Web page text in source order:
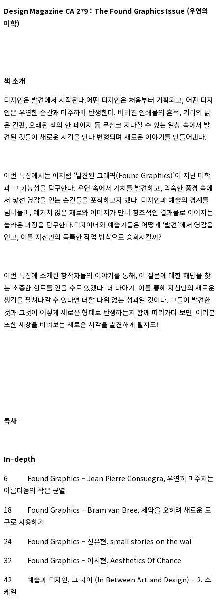
Design Magazine CA 279 : The Found Graphics Issue (우연의
미학)
책 소개
디자인은 발견에서 시작된다.어떤 디자인은 처음부터 기획되고, 어떤 디자
인은 우연한 순간과 마주하며 탄생한다. 버려진 인쇄물의 흔적, 거리의 낡
은 간판, 오래된 책의 한 페이지 등 무심코 지나칠 수 있는 일상 속에서 발
견된 것들이 새로운 시각을 만나 변형되며 새로운 이야기를 만들어낸다.
이번 특집에서는 이처럼 ‘발견된 그래픽(Found Graphics)’이 지닌 미학
과 그 가능성을 탐구한다. 우연 속에서 가치를 발견하고, 익숙한 풍경 속에
서 낯선 영감을 얻는 순간들을 포착하고자 했다. 디자인과 예술의 경계를
넘나들며, 예기치 않은 재료와 이미지가 만나 창조적인 결과물로 이어지는
놀라운 과정을 탐구한다.디자이너와 예술가들은 어떻게 ‘발견’에서 영감을
얻고, 이를 자신만의 독특한 작업 방식으로 승화시킬까?
이번 특집에 소개된 창작자들의 이야기를 통해, 이 질문에 대한 해답을 찾
는 소중한 힌트를 얻을 수도 있겠다. 더 나아가, 이를 통해 자신만의 새로운
생각을 펼쳐나갈 수 있다면 더할 나위 없는 성과일 것이다. 그들이 발견한
것과 그것이 어떻게 새로운 형태로 탄생하는지 함께 따라가다 보면, 여러분
또한 세상을 바라보는 새로운 시각을 발견하게 될지도!
목차
In–depth
6 Found Graphics – Jean Pierre Consuegra, 우연히 마주치는
아름다움의 작은 균열
18 Found Graphics – Bram van Bree, 제약을 오히려 새로운 도
구로 사용하기
24 Found Graphics – 신유현, small stories on the wal
32 Found Graphics – 이시현, Aesthetics Of Chance
42 예술과 디자인, 그 사이 (In Between Art and Design) – 2. 스
케일